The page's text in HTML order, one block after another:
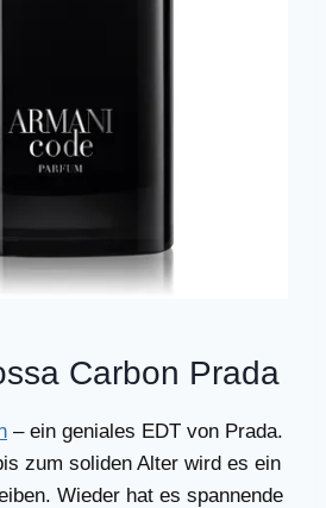
Carbon Prada
– ein geniales EDT von Prada.
zum soliden Alter wird es ein
Wieder hat es spannende